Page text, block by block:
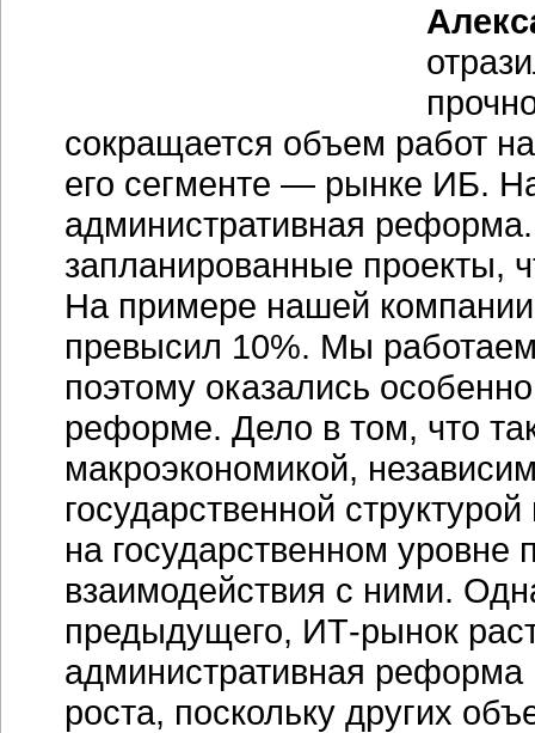
сокращается объем работ
его сегменте — рынке ИБ.
административная
запланированные проекты,
На примере нашей компании
превысил 10%. Мы
поэтому оказались
реформе. Дело в том, что
макроэкономикой,
государственной
на государственном
взаимодействия с ними.
предыдущего, ИТ-рынок
административная
роста, поскольку других